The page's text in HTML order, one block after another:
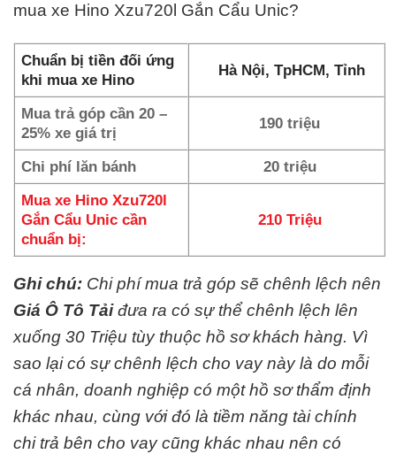
mua xe Hino Xzu720l Gắn Cẩu Unic?
Chuẩn bị tiền đối ứng
khi mua xe Hino
Hà Nội, TpHCM, Tỉnh
Mua trả góp cần 20 –
25% xe giá trị
190 triệu
Chi phí lăn bánh
20 triệu
Mua xe Hino Xzu720l
Gắn Cẩu Unic cần
chuẩn bị:
210 Triệu
Ghi chú: Chi phí mua trả góp sẽ chênh lệch nên
Giá Ô Tô Tảiđưa ra có sự thể chênh lệch lên
xuống 30 Triệu tùy thuộc hồ sơ khách hàng. Vì
sao lại có sự chênh lệch cho vay này là do mỗi
cá nhân, doanh nghiệp có một hồ sơ thẩm định
khác nhau, cùng với đó là tiềm năng tài chính
chi trả bên cho vay cũng khác nhau nên có